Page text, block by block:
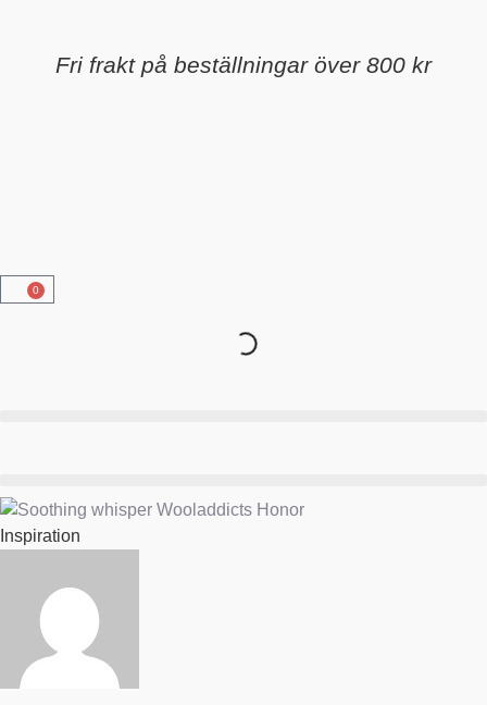
Fri frakt på beställningar över 800 kr
0
Inspiration